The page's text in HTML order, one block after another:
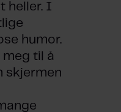
heller. I
humor.
til å
skjermen